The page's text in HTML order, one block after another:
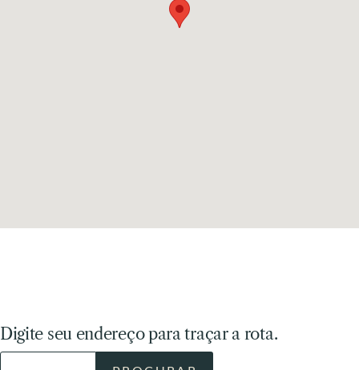
Digite seu endereço para traçar a rota.